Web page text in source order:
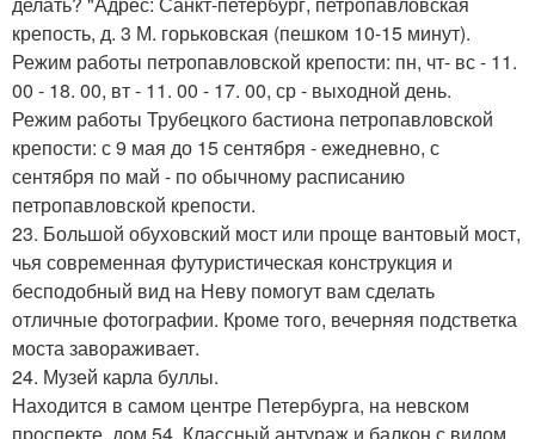
крепость, д. 3 М. горьковская (пешком 10-15 минут).
Режим работы петропавловской крепости: пн, чт- вс - 11.
00 - 18. 00, вт - 11. 00 - 17. 00, ср - выходной день.
Режим работы Трубецкого бастиона петропавловской
крепости: с 9 мая до 15 сентября - ежедневно, с
сентября по май - по обычному расписанию
петропавловской крепости.
23. Большой обуховский мост или проще вантовый мост,
чья современная футуристическая конструкция и
бесподобный вид на Неву помогут вам сделать
отличные фотографии. Кроме того, вечерняя подстветка
моста завораживает.
24. Музей карла буллы.
Находится в самом центре Петербурга, на невском